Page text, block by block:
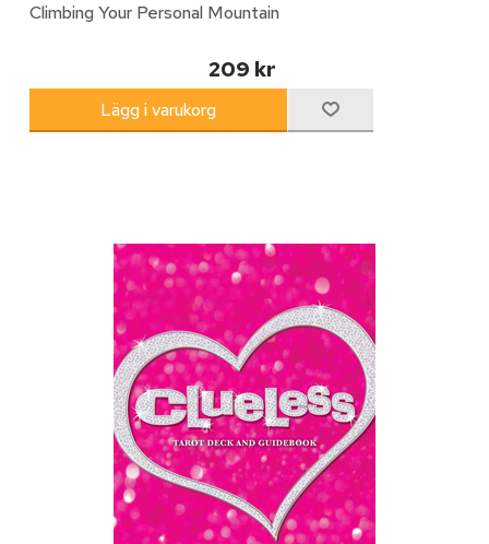
Climbing Your Personal Mountain
209 kr